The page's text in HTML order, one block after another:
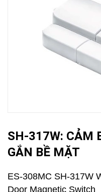
SH-317W: CẢM
GẮN BỀ MẶT
ES-308MC SH-317W
Door Magnetic Switch